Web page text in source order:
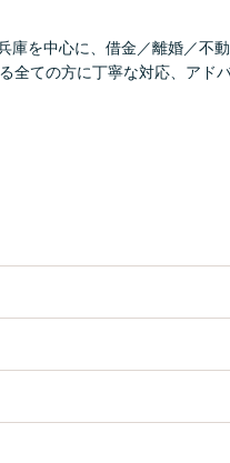
庫を中心に、借金／離婚／不
全ての方に丁寧な対応、アド